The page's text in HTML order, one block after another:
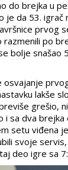
do brejka u
je da 53. igrač
prvog
po
bolje snašao
osvajanje
lakše
grešio,
i sa dva
setu viđena
svoje
deo igre sa